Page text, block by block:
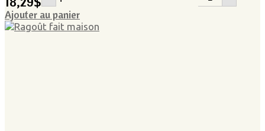
Ajouter au panier